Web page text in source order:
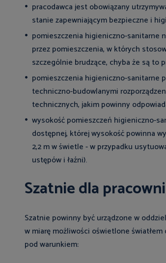
pracodawca jest obowiązany
stanie zapewniającym bezpieczne i
pomieszczenia higieniczno-sanitarne
przez pomieszczenia, w których
szczególnie brudzące, chyba że są to
pomieszczenia higieniczno-sanitarne
techniczno-budowlanymi
technicznych, jakim powinny
wysokość pomieszczeń higieniczno-
dostępnej, której wysokość powinna
2,2 m w świetle - w przypadku
ustępów i łaźni).
Szatnie dla
Szatnie powinny być urządzone w
w miarę możliwości oświetlone
pod warunkiem: